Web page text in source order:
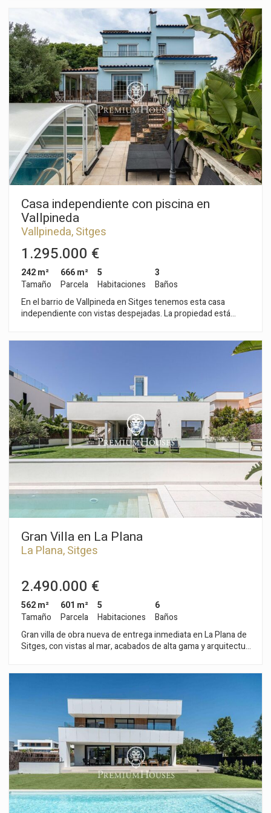
se divide en tres plantas. En la planta baja, tenemos la zona de
día compuesta por un salón-comedor con salida a la piscina y
al jardín. Seguidamente, tenemos una cocina independiente
con acceso a una terraza con barbacoa y un lavadero aparte.
Finalmente, hay una habitación doble con ducha y un aseo. En
la segunda planta, está la zona de noche compuesta por cinco
habitaciones dobles, una en suite, y un baño completo. En la
tercera planta, encontramos na buhardilla de gran espacio con
salida a un solarium con vistas despejadas al mar. El barrio de
Vallpineda de Sitges es una zona tranquila al año, con
seguridad las 24 horas y cercanía a escuelas internacionales.
El acceso a la autopista C-32 en dirección Barcelona y su
aeropuerto es muy fácil y rápido.
Casa independiente con piscina en
Vallpineda
Vallpineda, Sitges
1.295.000 €
242 m²
Tamaño
666 m²
Parcela
5
Habitaciones
3
Baños
En el barrio de Vallpineda en Sitges tenemos esta casa
independiente con vistas despejadas. La propiedad está
En la planta baja tenemos un salón-comedor con salida a una
gran terraza que accede al jardín y a la piscina. Seguidamente,
Desde la misma se accede a una terraza con una barbacoa.
Además, en la misma planta, tenemos una habitación doble y
un baño completo. En la primera planta, tenemos dos
habitaciones dobles, una en suite con salida a una terraza con
vistas al mar. Un baño completo da servicio a la segunda
habitación doble. En el sótano tenemos otras dos
habitaciones dobles, un aseo y una bodega. Todas las
habitaciones tienen armarios empotrados. La piscina está
pero dentro de la casa hay espacio bastante para aparcar tres
coches más. El barrio de Vallpineda de Sitges es una zona
tranquila al año, con seguridad las 24 horas y cercanía a
escuelas internacionales. El acceso a la autopista C-32 en
dirección Barcelona y su aeropuerto es muy fácil y rápido.
Gran Villa en La Plana
La Plana, Sitges
2.490.000 €
562 m²
Tamaño
601 m²
Parcela
5
Habitaciones
6
Baños
Gran villa de obra nueva de entrega inmediata en La Plana de
Sitges, con vistas al mar, acabados de alta gama y arquitectura
construidos interiores sobre una parcela con jardín privado y
ellos en suite—, dos salas polivalentes y dependencias
auxiliares. En la planta sótano, un garaje privado de 162 m²
con capacidad para hasta 6 vehículos conecta mediante
ascensor con todas las plantas, incluido el rooftop. La
arquitectura prioriza la entrada de luz natural y la conexión
entre interior y exterior mediante grandes superficies
acristaladas y una distribución fluida. El jardín de 439 m²
incorpora distintas zonas de descanso junto a la piscina,